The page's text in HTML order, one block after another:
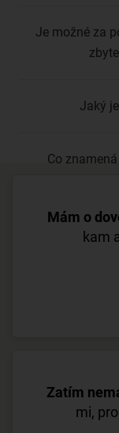
Je možné za
Jaký
Co
Mám o
kam
Zatím
mi,